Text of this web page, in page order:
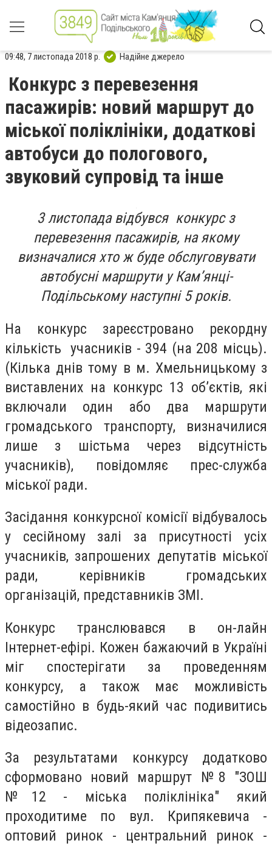
09:48, 7 листопада 2018 р. Надійне джерело
Конкурс з перевезення
пасажирів: новий маршрут до
міської поліклініки, додаткові
автобуси до пологового,
звуковий супровід та інше
3 листопада відбувся конкурс з
перевезення пасажирів, на якому
визначалися хто ж буде обслуговувати
автобусні маршрути у Кам’янці-
Подільському наступні 5 років.
На конкурс зареєстровано рекордну
кількість учасників - 394 (на 208 місць).
(Кілька днів тому в м. Хмельницькому з
виставлених на конкурс 13 об’єктів, які
включали один або два маршрути
громадського транспорту, визначилися
лише з шістьма через відсутність
учасників), повідомляє прес-служба
міської ради.
Засідання конкурсної комісії відбувалось
у сесійному залі за присутності усіх
учасників, запрошених депутатів міської
ради, керівників громадських
організацій, представників ЗМІ.
Конкурс транслювався в он-лайн
Інтернет-ефірі. Кожен бажаючий в Україні
міг спостерігати за проведенням
конкурсу, а також має можливість
самостійно в будь-який час подивитись
відеозапис.
За результатами конкурсу додатково
сформовано новий маршрут №8 "ЗОШ
№12 - міська поліклініка" який
проходитиме по вул. Крипякевича -
оптовий ринок - центральний ринок -